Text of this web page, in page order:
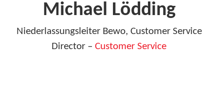
Michael Lödding
Niederlassungsleiter Bewo, Customer Service
Director – Customer Service